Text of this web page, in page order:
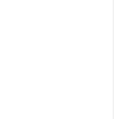
14 минут
Онцгой
цэц